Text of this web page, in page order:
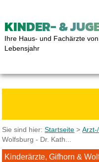
KINDER- &
Ihre Haus- und Fachärzte
Lebensjahr
Sie sind hier:Startseite >
Wolfsburg - Dr. Kath...
Kinderärzte, Gifhorn &